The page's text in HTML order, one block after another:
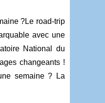
?Le road-trip
avec une
National du
changeants !
semaine ? La